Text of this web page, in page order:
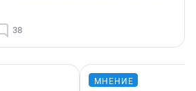
38
МНЕНИЕ